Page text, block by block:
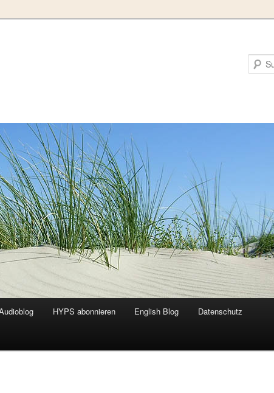
HYPS abonnieren English Blog Datenschutz